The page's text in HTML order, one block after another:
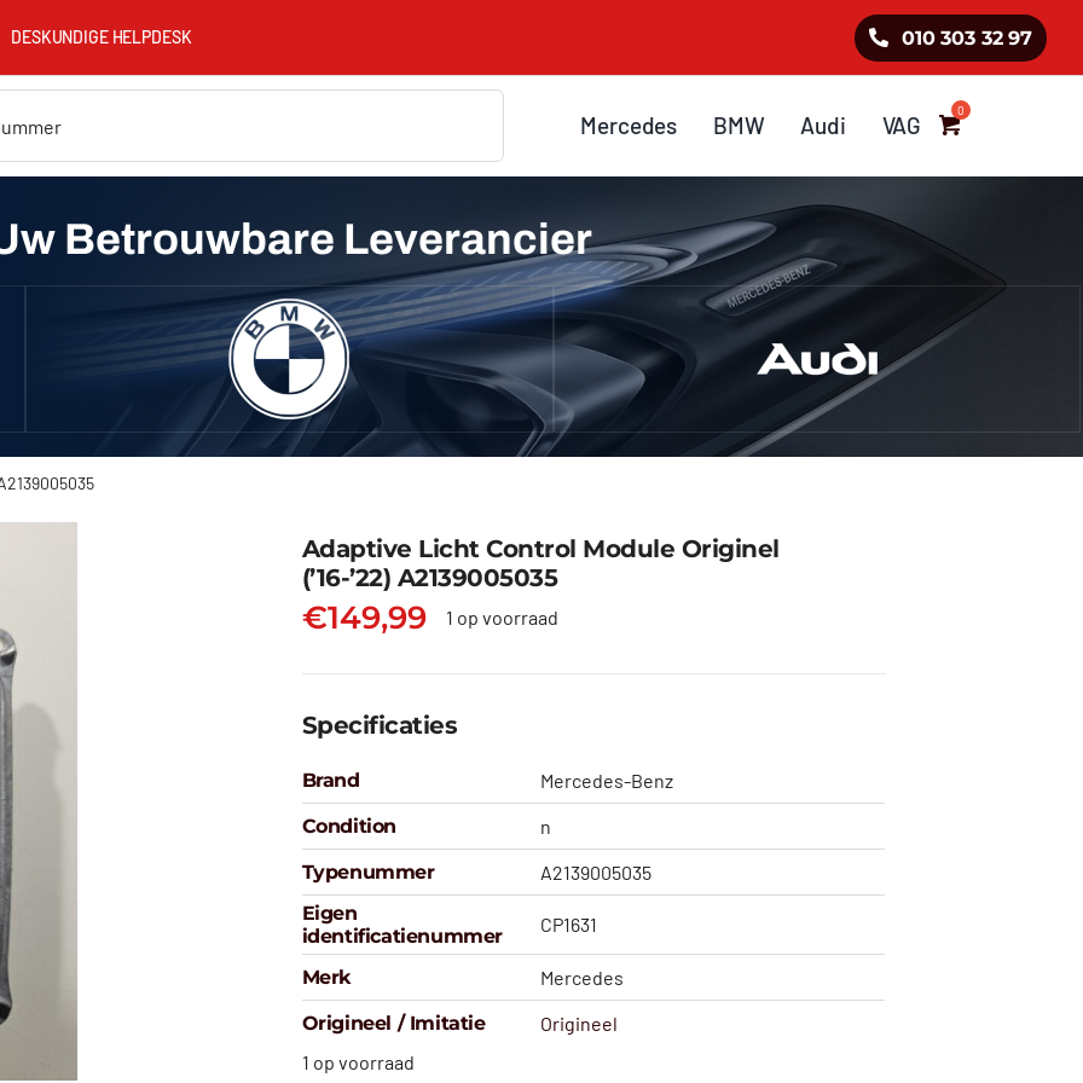
DESKUNDIGE HELPDESK 010 303 32 97
Mercedes BMW Audi VAG
Betrouwbare Leverancier
Adaptive Licht Control Module Originel
(’16-’22) A2139005035
€149,99 1 op voorraad
Specificaties
Brand
Mercedes-Benz
Condition
n
Typenummer
A2139005035
Eigen
identificatienummer
CP1631
Merk
Mercedes
Origineel / Imitatie
Origineel
1 op voorraad